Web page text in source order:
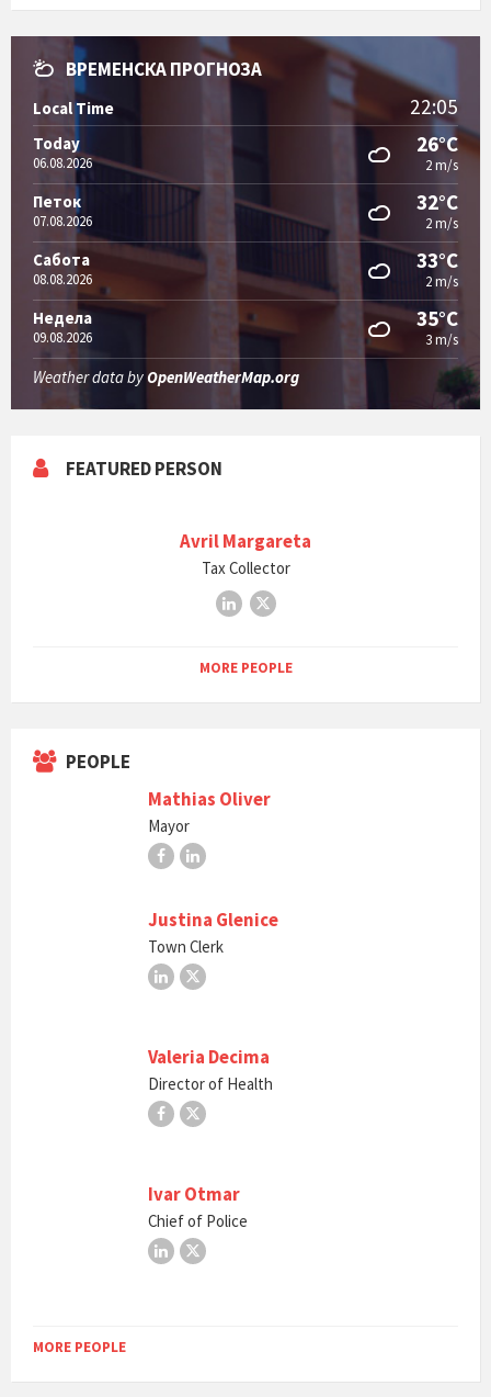
ВРЕМЕНСКА ПРОГНОЗА
Local Time 22:05
Today
06.08.2026
26°C
2 m/s
Петок
07.08.2026
32°C
2 m/s
Сабота
08.08.2026
33°C
2 m/s
Недела
09.08.2026
35°C
3 m/s
Weather data byOpenWeatherMap.org
FEATURED PERSON
Avril Margareta
Tax Collector
LinkedIn
X
MORE PEOPLE
PEOPLE
Mathias Oliver
Mayor
FacebookLinkedIn
Justina Glenice
Town Clerk
LinkedIn
X
Valeria Decima
Director of Health
Facebook
X
Ivar Otmar
Chief of Police
LinkedIn
X
MORE PEOPLE